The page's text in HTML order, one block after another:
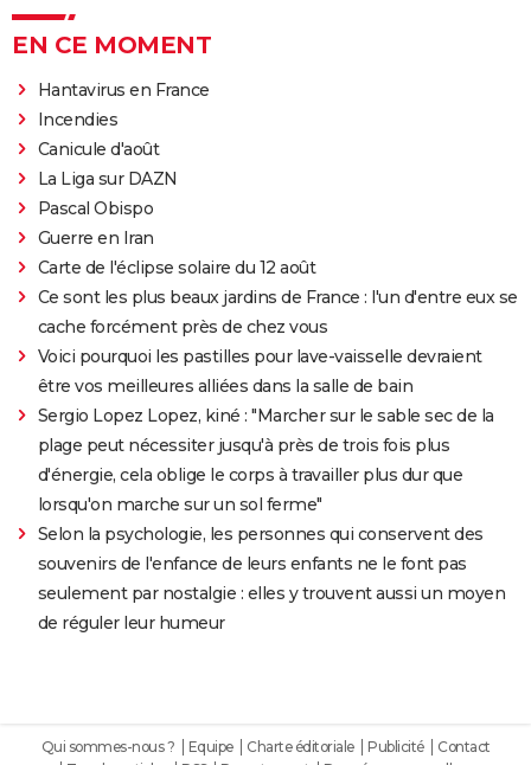
EN CE MOMENT
Hantavirus en France
Incendies
Canicule d'août
La Liga sur DAZN
Pascal Obispo
Guerre en Iran
Carte de l'éclipse solaire du 12 août
Ce sont les plus beaux jardins de France : l'un d'entre eux se
cache forcément près de chez vous
Voici pourquoi les pastilles pour lave-vaisselle devraient
être vos meilleures alliées dans la salle de bain
Sergio Lopez Lopez, kiné : "Marcher sur le sable sec de la
plage peut nécessiter jusqu'à près de trois fois plus
d'énergie, cela oblige le corps à travailler plus dur que
lorsqu'on marche sur un sol ferme"
Selon la psychologie, les personnes qui conservent des
souvenirs de l'enfance de leurs enfants ne le font pas
seulement par nostalgie : elles y trouvent aussi un moyen
de réguler leur humeur
Qui sommes-nous ? Equipe Charte éditoriale Publicité
Contact